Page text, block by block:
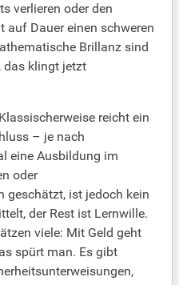
verlieren oder den
auf Dauer einen schweren
Brillanz sind
das klingt jetzt
reicht ein
– je nach
eine Ausbildung im
oder
geschätzt, ist jedoch kein
der Rest ist Lernwille.
viele: Mit Geld geht
spürt man. Es gibt